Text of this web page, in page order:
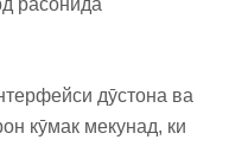
расонида
дӯстона ва
кӯмак мекунад, ки